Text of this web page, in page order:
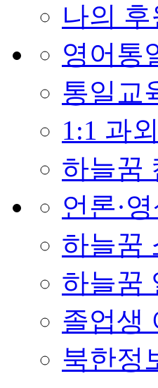
나의 후
영어통
통일교
1:1 과
하늘꿈
언론·
하늘꿈
하늘꿈
졸업생
북한정